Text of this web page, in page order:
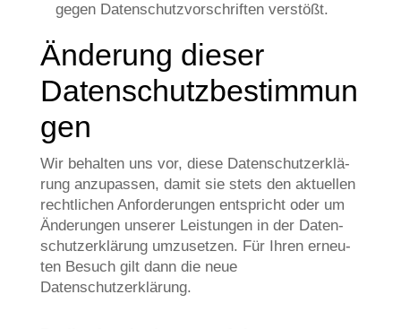
gegen Daten­schutz­vor­schrif­ten verstößt.
Ände­rung die­ser
Datenschutzbestimmun
gen
Wir behal­ten uns vor, die­se Daten­schutz­er­klä­
rung anzu­pas­sen, damit sie stets den aktu­el­len
recht­li­chen Anfor­de­run­gen ent­spricht oder um
Ände­run­gen unse­rer Lei­stun­gen in der Daten­
schutz­er­klä­rung umzu­set­zen. Für Ihren erneu­
ten Besuch gilt dann die neue
Datenschutzerklärung.